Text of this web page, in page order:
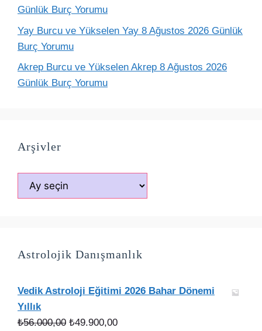
Günlük Burç Yorumu
Yay Burcu ve Yükselen Yay 8 Ağustos 2026 Günlük
Burç Yorumu
Akrep Burcu ve Yükselen Akrep 8 Ağustos 2026
Günlük Burç Yorumu
Arşivler
Arşivler
Astrolojik Danışmanlık
Vedik Astroloji Eğitimi 2026 Bahar Dönemi
Yıllık
₺56.000,00 Orijinal
₺49.900,00Şu